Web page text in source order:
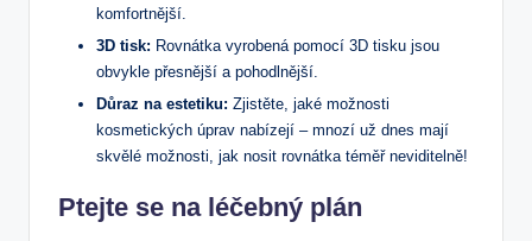
komfortnější.
3D tisk: Rovnátka vyrobená pomocí 3D tisku jsou
obvykle přesnější a pohodlnější.
Důraz na estetiku: Zjistěte, jaké možnosti
kosmetických úprav nabízejí – mnozí už dnes mají
skvělé možnosti, jak nosit rovnátka téměř neviditelně!
Ptejte se na léčebný plán